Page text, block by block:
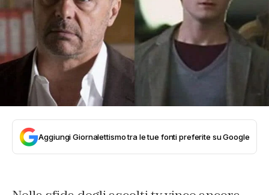
Aggiungi Giornalettismo tra le tue fonti preferite su Google